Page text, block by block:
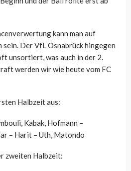
kann man auf
sein. Der VfL Osnabrück hingegen
unsortiert, was auch in der 2.
werden wir wie heute vom FC
Halbzeit aus:
Kabak, Hofmann –
– Harit – Uth, Matondo
zweiten Halbzeit: